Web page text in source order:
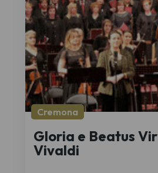
Cremona
Gloria e Beatus Vir di Antonio
Vivaldi